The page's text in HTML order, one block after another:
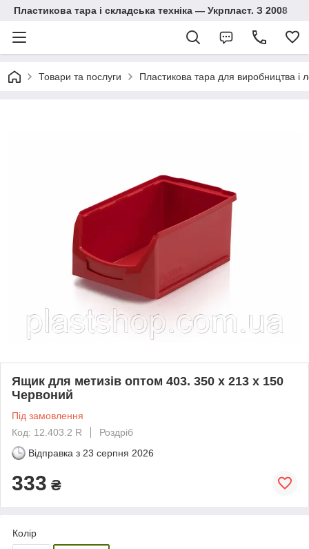
Пластикова тара і складська техніка — Укрпласт. З 2008
Товари та послуги Пластикова тара для виробництва і
Ящик для метизів оптом 403. 350 x 213 x 150
Червоний
Під замовлення
Код: 12.403.2 R
Роздріб
Відправка з 23 серпня 2026
333 ₴
Колір